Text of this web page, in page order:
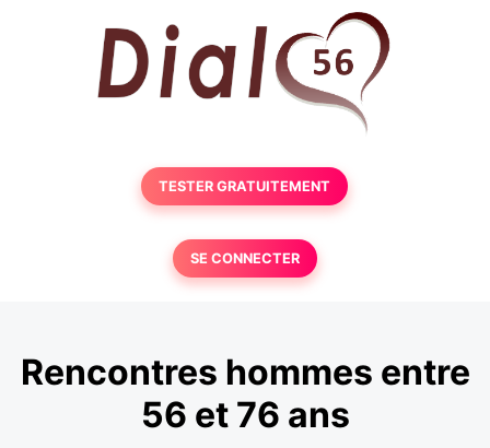
TESTER GRATUITEMENT
SE CONNECTER
Rencontres hommes entre
56 et 76 ans